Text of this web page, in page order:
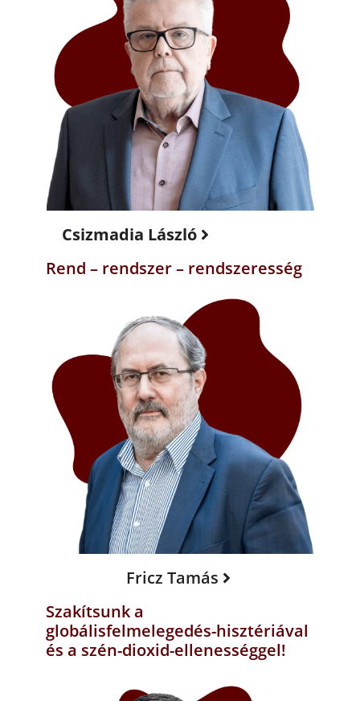
Csizmadia László
Rend – rendszer – rendszeresség
Fricz Tamás
Szakítsunk a
globálisfelmelegedés-hisztériával
és a szén-dioxid-ellenességgel!